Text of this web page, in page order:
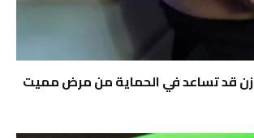
قد تساعد في الحماية من مرض مميت